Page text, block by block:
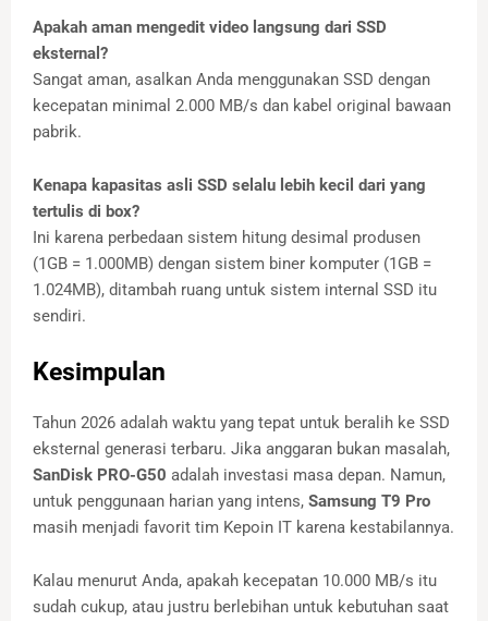
Apakah aman mengedit video langsung dari SSD
eksternal?
Sangat aman, asalkan Anda menggunakan SSD dengan
kecepatan minimal 2.000 MB/s dan kabel original bawaan
pabrik.
Kenapa kapasitas asli SSD selalu lebih kecil dari yang
tertulis di box?
Ini karena perbedaan sistem hitung desimal produsen
(1GB = 1.000MB) dengan sistem biner komputer (1GB =
1.024MB), ditambah ruang untuk sistem internal SSD itu
sendiri.
Kesimpulan
Tahun 2026 adalah waktu yang tepat untuk beralih ke SSD
eksternal generasi terbaru. Jika anggaran bukan masalah,
SanDisk PRO-G50 adalah investasi masa depan. Namun,
untuk penggunaan harian yang intens, Samsung T9 Pro
masih menjadi favorit tim Kepoin IT karena kestabilannya.
Kalau menurut Anda, apakah kecepatan 10.000 MB/s itu
sudah cukup, atau justru berlebihan untuk kebutuhan saat